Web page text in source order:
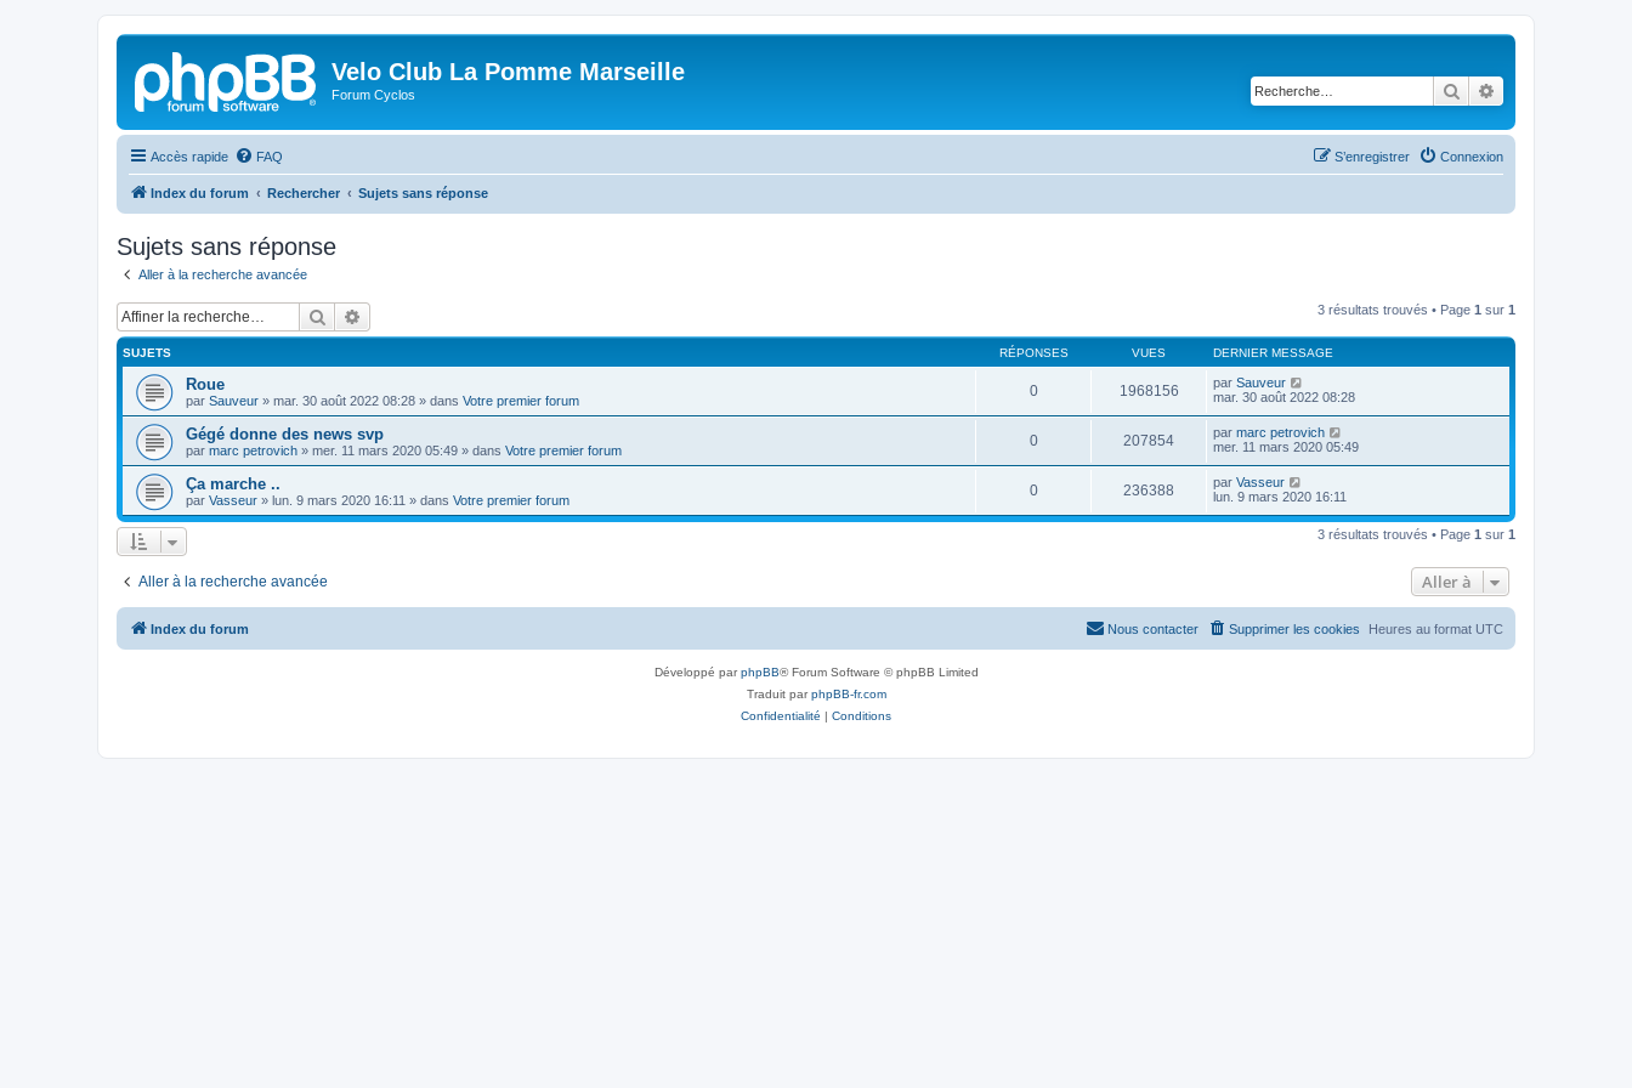
Velo Club La Pomme Marseille
Forum Cyclos Rechercher
Accès rapide FAQ Connexion
S’enregistrer
Index du forum Rechercher Sujets sans réponse
Sujets sans réponse
Aller à la recherche avancée
Rechercher 3 résultats trouvés • Page 1 sur 1
SUJETS RÉPONSES VUES DERNIER MESSAGE
Roue
par Sauveur » mar. 30 août 2022 08:28 » dans Votre premier forum
0 1968156 par Sauveur
mar. 30 août 2022 08:28
Gégé donne des news svp
par marc petrovich » mer. 11 mars 2020 05:49 » dans Votre premier forum
0 207854 par marc petrovich
mer. 11 mars 2020 05:49
Ça marche ..
par Vasseur » lun. 9 mars 2020 16:11 » dans Votre premier forum
0 236388 par Vasseur
lun. 9 mars 2020 16:11
3 résultats trouvés • Page 1 sur 1
Aller à la recherche avancée Aller à
Index du forum Heures au format UTC
Supprimer les cookies
Nous contacter
Développé parphpBB® Forum Software © phpBB Limited
Traduit parphpBB-fr.com
Confidentialité | Conditions